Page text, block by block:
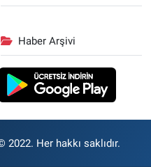
Haber Arşivi
2022. Her hakkı saklıdır.